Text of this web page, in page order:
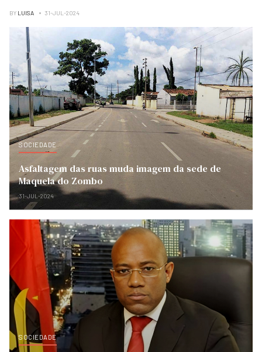
BY LUISA 31-JUL-2024
SOCIEDADE
Asfaltagem das ruas muda imagem da sede de
Maquela do Zombo
31-JUL-2024
SOCIEDADE